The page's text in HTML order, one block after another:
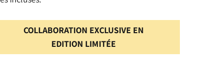
COLLABORATION EXCLUSIVE EN
EDITION LIMITÉE